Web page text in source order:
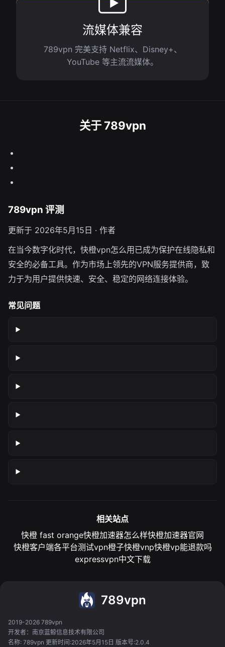
流媒体兼容
789vpn 完美支持 Netflix、Disney+、
YouTube 等主流流媒体。
关于 789vpn
789vpn 评测
更新于 2026年5月15日 · 作者
在当今数字化时代，快橙vpn怎么用已成为保护在线隐私和
安全的必备工具。作为市场上领先的VPN服务提供商，致
力于为用户提供快速、安全、稳定的网络连接体验。
常见问题
相关站点
快橙 fast orange快橙加速器怎么样快橙加速器官网
快橙客户端各平台测试vpn橙子快橙vnp快橙vp能退款吗
expressvpn中文下载
789vpn
2019-2026 789vpn
开发者：南京蓝鲸信息技术有限公司
名称: 789vpn 更新时间:2026年5月15日 版本号:2.0.4